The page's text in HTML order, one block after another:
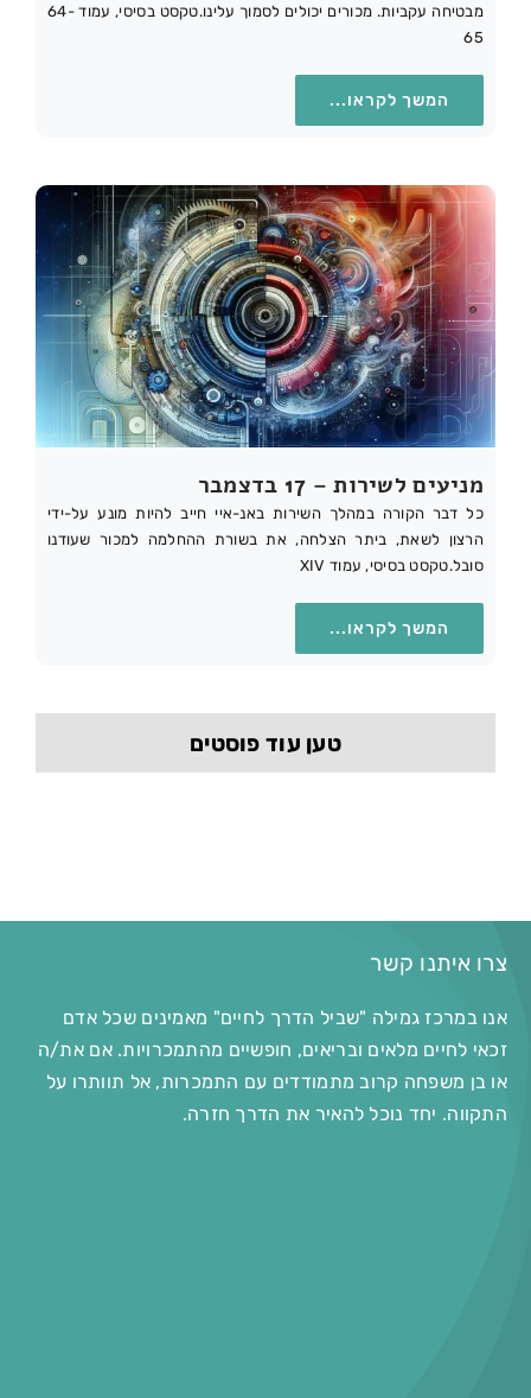
מבטיחה עקביות. מכורים יכולים לסמוך עלינו.טקסט בסיסי, עמוד 64-
65
המשך לקראו...
מניעים לשירות – 17 בדצמבר
כל דבר הקורה במהלך השירות באנ-איי חייב להיות מונע על-ידי
הרצון לשאת, ביתר הצלחה, את בשורת ההחלמה למכור שעודנו
סובל.טקסט בסיסי, עמוד XIV
המשך לקראו...
טען עוד פוסטים
צרו איתנו קשר
אנו במרכז גמילה "שביל הדרך לחיים" מאמינים שכל אדם
זכאי לחיים מלאים ובריאים, חופשיים מהתמכרויות. אם את/ה
או בן משפחה קרוב מתמודדים עם התמכרות, אל תוותרו על
התקווה. יחד נוכל להאיר את הדרך חזרה.